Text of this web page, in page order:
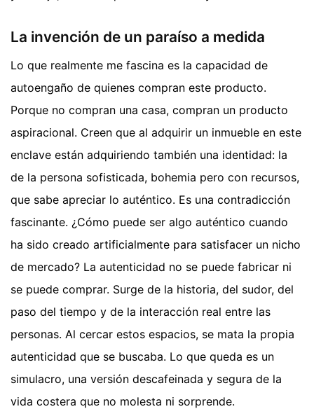
La invención de un paraíso a medida
Lo que realmente me fascina es la capacidad de
autoengaño de quienes compran este producto.
Porque no compran una casa, compran un producto
aspiracional. Creen que al adquirir un inmueble en este
enclave están adquiriendo también una identidad: la
de la persona sofisticada, bohemia pero con recursos,
que sabe apreciar lo auténtico. Es una contradicción
fascinante. ¿Cómo puede ser algo auténtico cuando
ha sido creado artificialmente para satisfacer un nicho
de mercado? La autenticidad no se puede fabricar ni
se puede comprar. Surge de la historia, del sudor, del
paso del tiempo y de la interacción real entre las
personas. Al cercar estos espacios, se mata la propia
autenticidad que se buscaba. Lo que queda es un
simulacro, una versión descafeinada y segura de la
vida costera que no molesta ni sorprende.